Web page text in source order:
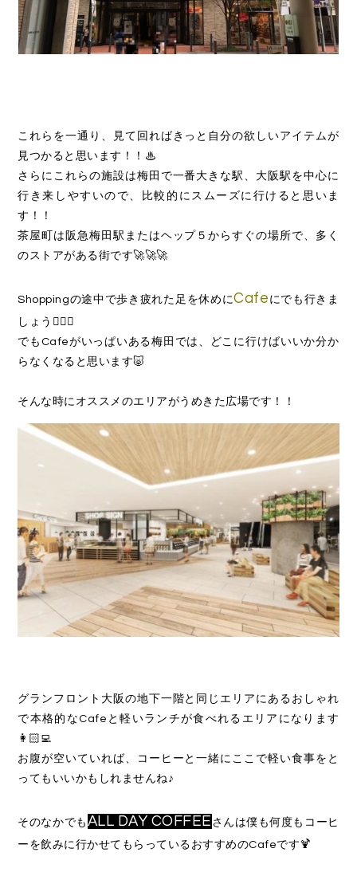
これらを一通り、見て回ればきっと自分の欲しいアイテムが
見つかると思います！！♨
さらにこれらの施設は梅田で一番大きな駅、大阪駅を中心に
行き来しやすいので、比較的にスムーズに行けると思いま
す！！
茶屋町は阪急梅田駅またはヘップ５からすぐの場所で、多く
のストアがある街です🚀🚀🚀
Shoppingの途中で歩き疲れた足を休めにCafe にでも行きま
しょう🏋🏻‍♀️
でもCafeがいっぱいある梅田では、どこに行けばいいか分か
らなくなると思います🐷
そんな時にオススメのエリアがうめきた広場です！！
グランフロント大阪の地下一階と同じエリアにあるおしゃれ
で本格的なCafeと軽いランチが食べれるエリアになります
👩🏻‍💻
お腹が空いていれば、コーヒーと一緒にここで軽い食事をと
ってもいいかもしれませんね♪
そのなかでも ALL DAY COFFEE さんは僕も何度もコーヒ
ーを飲みに行かせてもらっているおすすめのCafeです🍹